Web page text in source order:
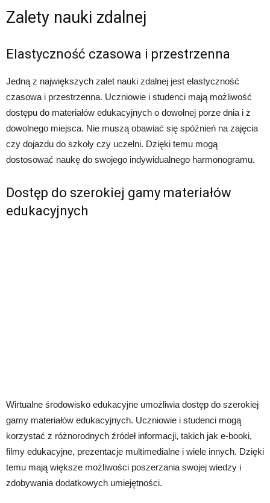
Zalety nauki zdalnej
Elastyczność czasowa i przestrzenna
Jedną z największych zalet nauki zdalnej jest elastyczność
czasowa i przestrzenna. Uczniowie i studenci mają możliwość
dostępu do materiałów edukacyjnych o dowolnej porze dnia i z
dowolnego miejsca. Nie muszą obawiać się spóźnień na zajęcia
czy dojazdu do szkoły czy uczelni. Dzięki temu mogą
dostosować naukę do swojego indywidualnego harmonogramu.
Dostęp do szerokiej gamy materiałów
edukacyjnych
Wirtualne środowisko edukacyjne umożliwia dostęp do szerokiej
gamy materiałów edukacyjnych. Uczniowie i studenci mogą
korzystać z różnorodnych źródeł informacji, takich jak e-booki,
filmy edukacyjne, prezentacje multimedialne i wiele innych. Dzięki
temu mają większe możliwości poszerzania swojej wiedzy i
zdobywania dodatkowych umiejętności.